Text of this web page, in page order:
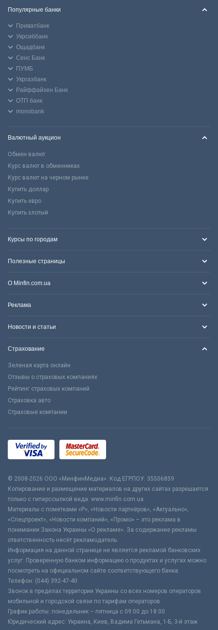
Популярные банки
Приватбанк
Укрсиббанк
Ощадбанк
Сенс Банк
ПУМБ
Укргазбанк
Райффайзен Банк
ОТП банк
monobank
Валютный аукцион
Обмен валют
Курс валют в обменниках
Курс валют на черном рынке
Купить доллар
Купить евро
Купить злотый
Курсы по городам
Полезные страницы
О Minfin.com.ua
Реклама
Новости и статьи
Страхование
Зеленая карта онлайн
Отзывы о страховых компаниях
Рейтинг страховых компаний
Страховка авто
Страховые компании
© 2008-2026 ООО «МинфинМедиа». Код ЕГРПОУ: 35506859
Копирование и размещение материалов на других сайтах разрешается
только с гиперссылкой вида: www.minfin.com.ua
Материалы с пометками «Р», «Новости партнёров», «Актуально»,
«Спецпроект», «Новости компаний», «Промо» – это реклама в
понимании Закона Украины «О рекламе». За содержание рекламы
ответственность несёт рекламодатель.
Информация на данной странице не является рекламой банковских
услуг. Проверенную банком информацию о продуктах и услугах можно
посмотреть на официальном сайте соответствующего банка.
Телефон: (044) 392-47-40
Звонок в пределах территории Украины со всех номеров операторов
мобильной и городской связи по тарифам операторов
График работы: понедельник – пятница с 09:00 до 18:00
Юридический адрес: Украина, Киев, Вадима Гетьмана, 1-Б, 3-й этаж